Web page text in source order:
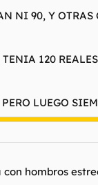
NI 90, Y
120
LUEGO
hombros